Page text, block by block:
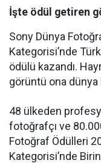
İşte ödül getiren
Sony Dünya
Kategorisi’nde
ödülü kazandı.
görüntü ona
48 ülkeden
fotoğrafçı ve
Fotoğraf Ödülleri
Kategorisi’nde